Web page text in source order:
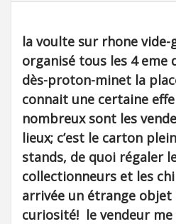
la voulte sur rhone
organisé tous les 4 eme
dès-proton-minet la
connait une certaine
nombreux sont les
lieux; c’est le carton
stands, de quoi régaler
collectionneurs et les
arrivée un étrange objet
curiosité! le vendeur me